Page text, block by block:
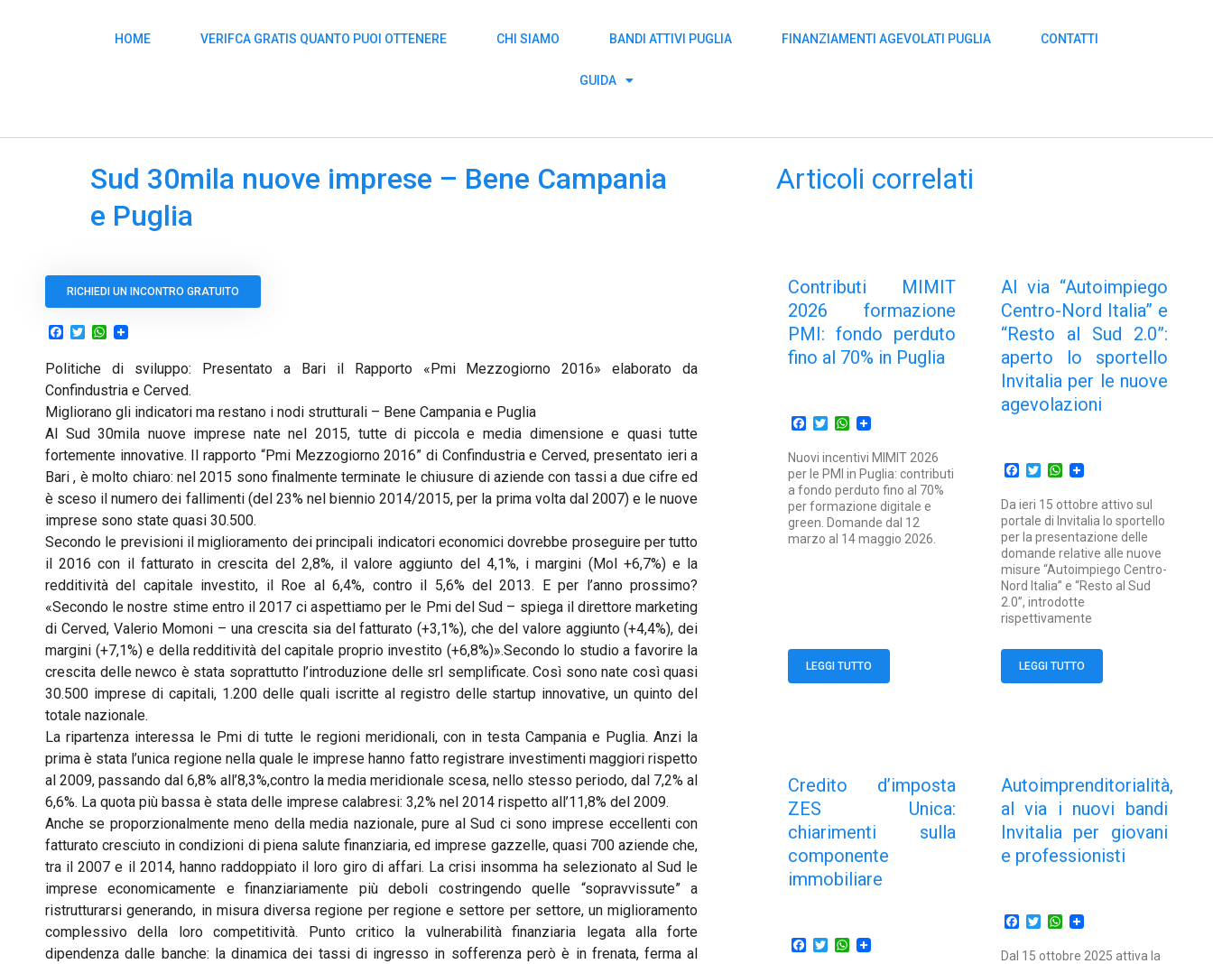
HOME VERIFCA GRATIS QUANTO PUOI OTTENERE CHI SIAMO BANDI ATTIVI PUGLIA FINANZIAMENTI AGEVOLATI PUGLIA CONTATTI
GUIDA
Sud 30mila nuove imprese – Bene Campania
e Puglia
Articoli correlati
RICHIEDI UN INCONTRO GRATUITO
Facebook
TwitterWhatsApp
Politiche di sviluppo: Presentato a Bari il Rapporto «Pmi Mezzogiorno 2016» elaborato da
Confindustria e Cerved.
Migliorano gli indicatori ma restano i nodi strutturali – Bene Campania e Puglia
Al Sud 30mila nuove imprese nate nel 2015, tutte di piccola e media dimensione e quasi tutte
fortemente innovative. Il rapporto “Pmi Mezzogiorno 2016” di Confindustria e Cerved, presentato ieri a
Bari , è molto chiaro: nel 2015 sono finalmente terminate le chiusure di aziende con tassi a due cifre ed
è sceso il numero dei fallimenti (del 23% nel biennio 2014/2015, per la prima volta dal 2007) e le nuove
imprese sono state quasi 30.500.
Secondo le previsioni il miglioramento dei principali indicatori economici dovrebbe proseguire per tutto
il 2016 con il fatturato in crescita del 2,8%, il valore aggiunto del 4,1%, i margini (Mol +6,7%) e la
redditività del capitale investito, il Roe al 6,4%, contro il 5,6% del 2013. E per l’anno prossimo?
«Secondo le nostre stime entro il 2017 ci aspettiamo per le Pmi del Sud – spiega il direttore marketing
di Cerved, Valerio Momoni – una crescita sia del fatturato (+3,1%), che del valore aggiunto (+4,4%), dei
margini (+7,1%) e della redditività del capitale proprio investito (+6,8%)».Secondo lo studio a favorire la
crescita delle newco è stata soprattutto l’introduzione delle srl semplificate. Così sono nate così quasi
30.500 imprese di capitali, 1.200 delle quali iscritte al registro delle startup innovative, un quinto del
totale nazionale.
La ripartenza interessa le Pmi di tutte le regioni meridionali, con in testa Campania e Puglia. Anzi la
prima è stata l’unica regione nella quale le imprese hanno fatto registrare investimenti maggiori rispetto
al 2009, passando dal 6,8% all’8,3%,contro la media meridionale scesa, nello stesso periodo, dal 7,2% al
6,6%. La quota più bassa è stata delle imprese calabresi: 3,2% nel 2014 rispetto all’11,8% del 2009.
Anche se proporzionalmente meno della media nazionale, pure al Sud ci sono imprese eccellenti con
fatturato cresciuto in condizioni di piena salute finanziaria, ed imprese gazzelle, quasi 700 aziende che,
tra il 2007 e il 2014, hanno raddoppiato il loro giro di affari. La crisi insomma ha selezionato al Sud le
imprese economicamente e finanziariamente più deboli costringendo quelle “sopravvissute” a
ristrutturarsi generando, in misura diversa regione per regione e settore per settore, un miglioramento
complessivo della loro competitività. Punto critico la vulnerabilità finanziaria legata alla forte
dipendenza dalle banche: la dinamica dei tassi di ingresso in sofferenza però è in frenata, ferma al
Contributi MIMIT
2026 formazione
PMI: fondo perduto
fino al 70% in Puglia
Facebook
TwitterWhatsApp
Nuovi incentivi MIMIT 2026
per le PMI in Puglia: contributi
a fondo perduto fino al 70%
per formazione digitale e
green. Domande dal 12
marzo al 14 maggio 2026.
LEGGI TUTTO
Al via “Autoimpiego
Centro-Nord Italia” e
“Resto al Sud 2.0”:
aperto lo sportello
Invitalia per le nuove
agevolazioni
Facebook
TwitterWhatsApp
Da ieri 15 ottobre attivo sul
portale di Invitalia lo sportello
per la presentazione delle
domande relative alle nuove
misure “Autoimpiego Centro-
Nord Italia” e “Resto al Sud
2.0”, introdotte
rispettivamente
LEGGI TUTTO
Credito d’imposta
ZES Unica:
chiarimenti sulla
componente
immobiliare
Facebook
TwitterWhatsApp
Autoimprenditorialità,
al via i nuovi bandi
Invitalia per giovani
e professionisti
Facebook
TwitterWhatsApp
Dal 15 ottobre 2025 attiva la